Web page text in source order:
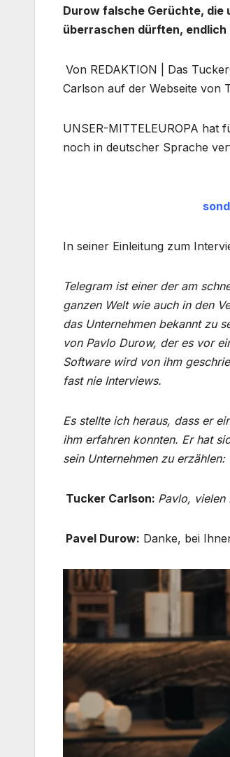
Durow falsche Gerüchte,
überraschen dürften,
Von REDAKTION | Das
Carlson auf der Webseite von
UNSER-MITTELEUROPA hat
noch in deutscher Sprache
In seiner Einleitung zum
Telegram ist einer der am
ganzen Welt wie auch in den
das Unternehmen bekannt zu
von Pavlo Durow, der es vor
Software wird von ihm
fast nie Interviews.
Es stellte ich heraus, dass er
ihm erfahren konnten. Er hat
sein Unternehmen zu erzählen:
Tucker Carlson: Pavlo, vielen
Pavel Durow: Danke, bei